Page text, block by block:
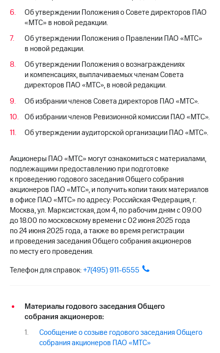
Еврооблигации-2023
Уведомление
погашении
именных
Другое
Регистратор
Контакты
развитие
На главную
Об утверждении Положения о Совете директоров ПАО
«МТС» в новой редакции.
Об утверждении Положения о Правлении ПАО «МТС»
в новой редакции.
Об утверждении Положения о вознаграждениях
и компенсациях, выплачиваемых членам Совета
директоров ПАО «МТС», в новой редакции.
Об избрании членов Совета директоров ПАО «МТС».
Об избрании членов Ревизионной комиссии ПАО «МТС».
Об утверждении аудиторской организации ПАО «МТС».
Акционеры ПАО «МТС» могут ознакомиться с материалами,
подлежащими предоставлению при подготовке
к проведению годового заседания Общего собрания
акционеров ПАО «МТС», и получить копии таких материалов
в офисе ПАО «МТС» по адресу: Российская Федерация, г.
Москва, ул. Марксистская, дом 4, по рабочим дням с 09.00
до 18.00 по московскому времени с 02 июня 2025 года
по 24 июня 2025 года, а также во время регистрации
и проведения заседания Общего собрания акционеров
по месту его проведения.
Телефон для справок:+7(495) 911-6555
Материалы годового заседания Общего
собрания акционеров:
Сообщение о созыве годового заседания Общего
собрания акционеров ПАО «МТС»